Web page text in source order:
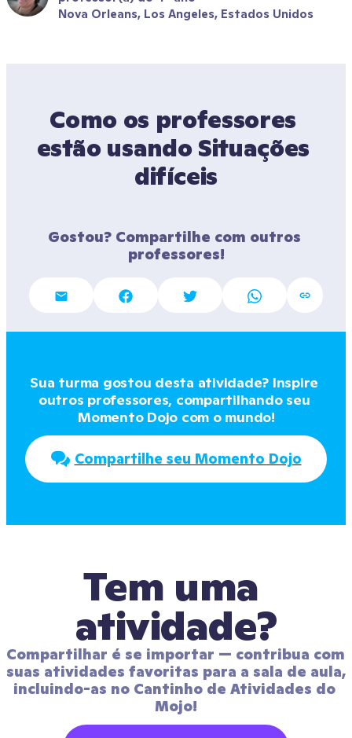
Nova Orleans, Los Angeles, Estados Unidos
Como os professores
estão usando Situações
difíceis
Gostou? Compartilhe com outros
professores!
Sua turma gostou desta atividade? Inspire
outros professores, compartilhando seu
Momento Dojo com o mundo!
Compartilhe seu Momento Dojo
Tem uma
atividade?
Compartilhar é se importar — contribua com
suas atividades favoritas para a sala de aula,
incluindo-as no Cantinho de Atividades do
Mojo!